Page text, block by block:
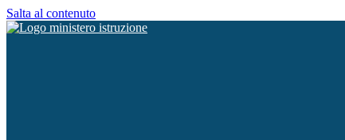
Salta al contenuto